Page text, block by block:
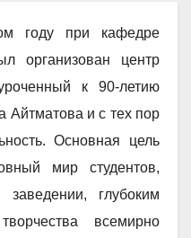
году при кафедре
организован центр
к 90-летию
Айтматова и с тех пор
Основная цель
мир студентов,
глубоким
всемирно